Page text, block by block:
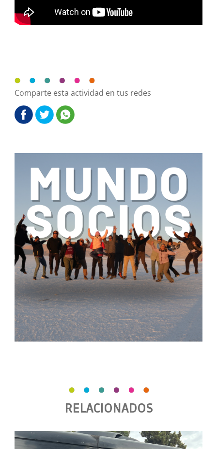
Comparte esta actividad en tus redes
RELACIONADOS